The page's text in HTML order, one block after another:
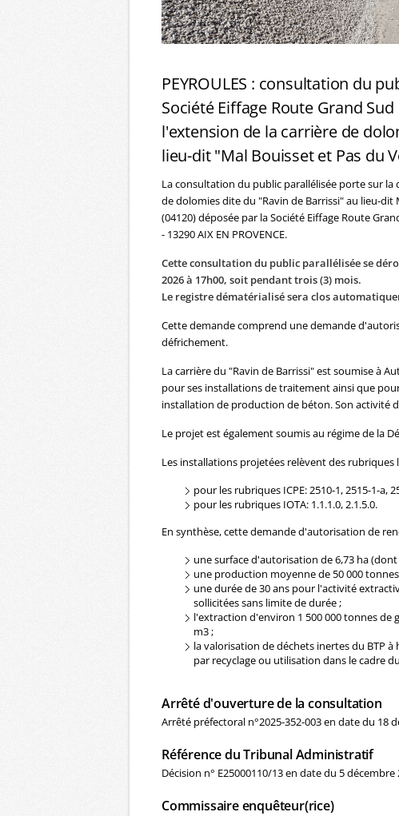
PEYROULES : consultation du
Société Eiffage Route Grand
l'extension de la carrière de
lieu-dit "Mal Bouisset et Pas du
La consultation du public parallélisée porte sur
de dolomies dite du "Ravin de Barrissi" au lieu-
(04120) déposée par la Société Eiffage Route
- 13290 AIX EN PROVENCE.
Cette consultation du public parallélisée se
2026 à 17h00, soit pendant trois (3) mois.
Le registre dématérialisé sera clos
Cette demande comprend une demande
défrichement.
La carrière du "Ravin de Barrissi" est soumise à
pour ses installations de traitement ainsi que
installation de production de béton. Son activité
Le projet est également soumis au régime de la
Les installations projetées relèvent des rubriques
pour les rubriques ICPE: 2510-1, 2515-1-a,
pour les rubriques IOTA: 1.1.1.0, 2.1.5.0.
En synthèse, cette demande d'autorisation de
une surface d'autorisation de 6,73 ha
une production moyenne de 50 000
une durée de 30 ans pour l'activité
sollicitées sans limite de durée ;
l'extraction d'environ 1 500 000 tonnes de
m3 ;
la valorisation de déchets inertes du BTP
par recyclage ou utilisation dans le cadre
Arrêté d'ouverture de la consultation
Arrêté préfectoral n°2025-352-003 en date du 18
Référence du Tribunal Administratif
Décision n° E25000110/13 en date du 5
Commissaire enquêteur(rice)